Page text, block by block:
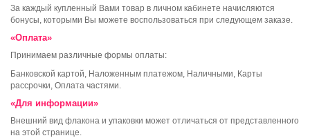
За каждый купленный Вами товар в личном кабинете начисляются
бонусы, которыми Вы можете воспользоваться при следующем заказе.
«Оплата»
Принимаем различные формы оплаты:
Банковской картой, Наложенным платежом, Наличными, Карты
рассрочки, Оплата частями.
«Для информации»
Внешний вид флакона и упаковки может отличаться от представленного
на этой странице.